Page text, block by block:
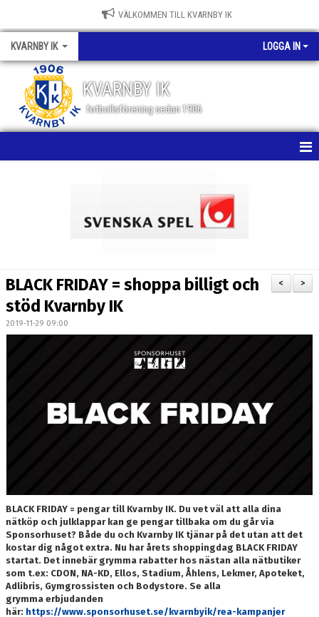
VÄLKOMMEN TILL KVARNBY IK
KVARNBY IK LOGGA IN
KVARNBY IK
fotbollsförening sedan 1906
BILDGALLERI
>
<
BLACK FRIDAY = shoppa billigt och
stöd Kvarnby IK
2019-11-29 09:00
BLACK FRIDAY = pengar till Kvarnby IK. Du vet väl att alla dina
nätköp och julklappar kan ge pengar tillbaka om du går via
Sponsorhuset? Både du och Kvarnby IK tjänar på det utan att det
kostar dig något extra. Nu har årets shoppingdag BLACK FRIDAY
startat. Det innebär grymma rabatter hos nästan alla nätbutiker
som t.ex: CDON, NA-KD, Ellos, Stadium, Åhlens, Lekmer, Apoteket,
Adlibris, Gymgrossisten och Bodystore. Se alla
grymma erbjudanden
här: https://www.sponsorhuset.se/kvarnbyik/rea-kampanjer